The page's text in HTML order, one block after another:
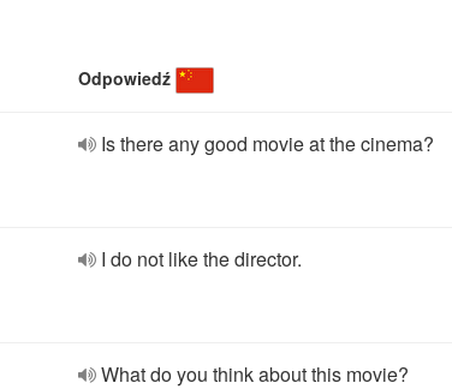
Odpowiedź
Is there any good movie at the cinema?
I do not like the director.
What do you think about this movie?